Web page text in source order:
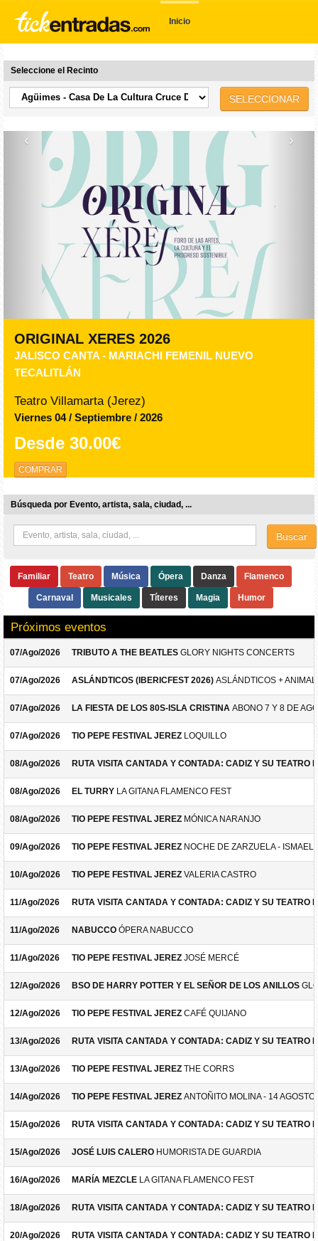
Inicio
Seleccione el Recinto
SELECCIONAR
‹ ›
ORIGINAL XERES 2026
JALISCO CANTA - MARIACHI FEMENIL NUEVO
TECALITLÁN
Teatro Villamarta (Jerez)
Viernes 04 / Septiembre / 2026
Desde 30.00€
COMPRAR
Búsqueda por Evento, artista, sala, ciudad, ...
Buscar
Familiar Teatro Música Ópera Danza Flamenco
Carnaval Musicales Títeres Magia Humor
Próximos eventos
07/Ago/2026 TRIBUTO A THE BEATLES GLORY NIGHTS CONCERTS
07/Ago/2026 ASLÁNDTICOS (IBERICFEST 2026) ASLÁNDTICOS +
07/Ago/2026 LA FIESTA DE LOS 80S-ISLA CRISTINA ABONO 7 Y 8 DE
07/Ago/2026 TIO PEPE FESTIVAL JEREZ LOQUILLO
08/Ago/2026 RUTA VISITA CANTADA Y CONTADA: CADIZ Y SU TEATRO
08/Ago/2026 EL TURRY LA GITANA FLAMENCO FEST
08/Ago/2026 TIO PEPE FESTIVAL JEREZ MÓNICA NARANJO
09/Ago/2026 TIO PEPE FESTIVAL JEREZ NOCHE DE ZARZUELA -
10/Ago/2026 TIO PEPE FESTIVAL JEREZ VALERIA CASTRO
11/Ago/2026 RUTA VISITA CANTADA Y CONTADA: CADIZ Y SU TEATRO
11/Ago/2026 NABUCCO ÓPERA NABUCCO
11/Ago/2026 TIO PEPE FESTIVAL JEREZ JOSÉ MERCÉ
12/Ago/2026 BSO DE HARRY POTTER Y EL SEÑOR DE LOS ANILLOS
12/Ago/2026 TIO PEPE FESTIVAL JEREZ CAFÉ QUIJANO
13/Ago/2026 RUTA VISITA CANTADA Y CONTADA: CADIZ Y SU TEATRO
13/Ago/2026 TIO PEPE FESTIVAL JEREZ THE CORRS
14/Ago/2026 TIO PEPE FESTIVAL JEREZ ANTOÑITO MOLINA - 14 AGOSTO
15/Ago/2026 RUTA VISITA CANTADA Y CONTADA: CADIZ Y SU TEATRO
15/Ago/2026 JOSÉ LUIS CALERO HUMORISTA DE GUARDIA
16/Ago/2026 MARÍA MEZCLE LA GITANA FLAMENCO FEST
18/Ago/2026 RUTA VISITA CANTADA Y CONTADA: CADIZ Y SU TEATRO
20/Ago/2026 RUTA VISITA CANTADA Y CONTADA: CADIZ Y SU TEATRO